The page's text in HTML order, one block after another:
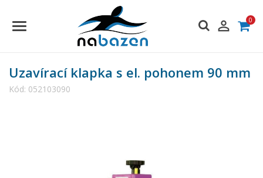
 0
Uzavírací klapka s el. pohonem 90 mm
Kód: 052103090